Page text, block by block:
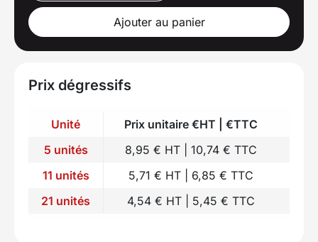
Ajouter au panier
Prix dégressifs
Unité
Prix unitaire €HT | €TTC
5 unités
8,95 € HT | 10,74 € TTC
11 unités
5,71 € HT | 6,85 € TTC
21 unités
4,54 € HT | 5,45 € TTC